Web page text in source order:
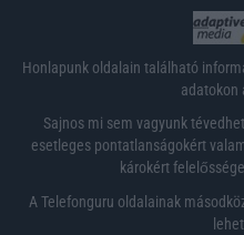
Honlapunk oldalain található
adatokon
Sajnos mi sem vagyunk
esetleges pontatlanságokért
károkért
A Telefonguru oldalainak